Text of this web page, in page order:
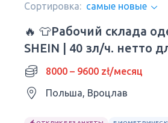
Сортировка: самые новые
🔥 👕Рабочий склада
SHEIN | 40 зл/ч. нетто
молодежи!
8000 – 9600 zł/месяц
Польша, Вроцлав